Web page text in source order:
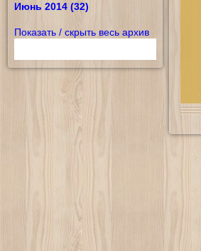
Июнь 2014 (32)
Показать / скрыть весь архив